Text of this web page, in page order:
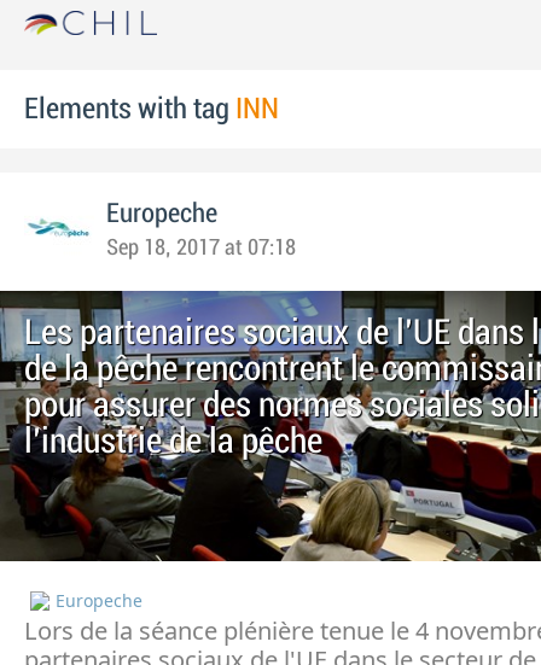
Elements with tag INN
Europeche
Sep 18, 2017 at 07:18
Les partenaires sociaux de l'UE dans
de la pêche rencontrent le
pour assurer des normes sociales
l'industrie de la pêche
Europeche
Lors de la séance plénière tenue le 4